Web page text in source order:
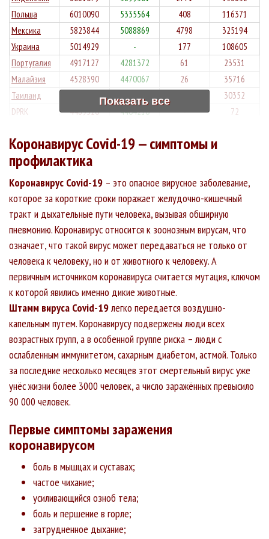
Курганская
область
56399
+804
52046
+141
1057
+3
1.87%
Чувашская
Республика
55622
+992
44256
+352
4220
+7
7.59%
Костромская
область
54441 48749 1179 2.17%
Татарстан
52398 39914
+287
1612
Сахалинская
47363 44518 665 1.4%
Кабардино-
Балкарская
Республика
46667 41537 1588
Республика
Мордовия
45546 39424 1168 2.56%
Республика
Калмыкия
39378 33730 786
Чеченская
Республика
36944
+481
30773
+45
1020
+4
2.76%
Тыва
36610
+489 +148 +1
Карачаево-
Черкесская
Республика
35922
+317
31479
+137 +3
Республика
Северная
Осетия —
Алания
34488 30973
+102
1120
Республика
Марий Эл
34236 28788 981 2.87%
Ингушетия
+305 +107
Республика
31411
Алтай
27163
+165
24168
Камчатский
край
27043
+317
20471
+61
Магаданская
15094 14168
Польша
6010090 5335564 408
116371
Мексика
5823844 5088869 4798
325194
Украина
5014929 - 177
108605
Португалия
4917127 4281372 61
23531
Малайзия
4528390 4470067 26
35716
Таиланд
30352
DPRK
4469520 4404210 - 72
Показать все
Коронавирус Covid-19 — симптомы и
профилактика
Коронавирус Covid-19 – это опасное вирусное заболевание,
которое за короткие сроки поражает желудочно-кишечный
тракт и дыхательные пути человека, вызывая обширную
пневмонию. Коронавирус относится к зоонозным вирусам, что
означает, что такой вирус может передаваться не только от
человека к человеку, но и от животного к человеку. А
первичным источником коронавируса считается мутация, ключом
к которой явились именно дикие животные.
Штамм вируса Covid-19легко передается воздушно-
капельным путем. Коронавирусу подвержены люди всех
возрастных групп, а в особенной группе риска – люди с
ослабленным иммунитетом, сахарным диабетом, астмой. Только
за последние несколько месяцев этот смертельный вирус уже
унёс жизни более 3000 человек, а число заражённых превысило
90 000 человек.
Первые симптомы заражения
коронавирусом
боль в мышцах и суставах;
частое чихание;
усиливающийся озноб тела;
боль и першение в горле;
затрудненное дыхание;